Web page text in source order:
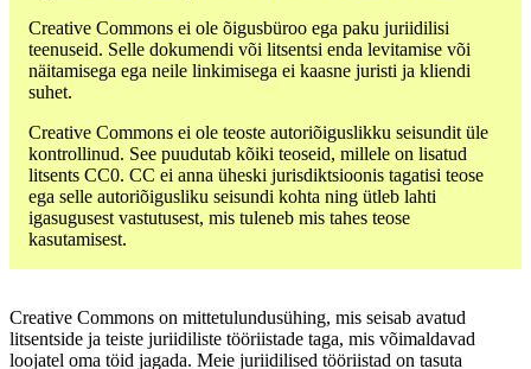
Creative Commons ei ole õigusbüroo ega paku juriidilisi
teenuseid. Selle dokumendi või litsentsi enda levitamise või
näitamisega ega neile linkimisega ei kaasne juristi ja kliendi
suhet.
Creative Commons ei ole teoste autoriõiguslikku seisundit üle
kontrollinud. See puudutab kõiki teoseid, millele on lisatud
litsents CC0. CC ei anna üheski jurisdiktsioonis tagatisi teose
ega selle autoriõigusliku seisundi kohta ning ütleb lahti
igasugusest vastutusest, mis tuleneb mis tahes teose
kasutamisest.
Creative Commons on mittetulundusühing, mis seisab avatud
litsentside ja teiste juriidiliste tööriistade taga, mis võimaldavad
loojatel oma töid jagada. Meie juriidilised tööriistad on tasuta